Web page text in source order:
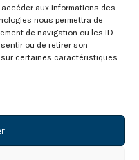
aux informations des
nous permettra de
de navigation ou les ID
ou de retirer son
certaines caractéristiques